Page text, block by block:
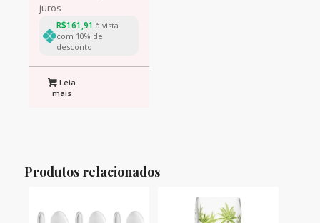
juros
R$161,91 à vista
com 10% de
desconto
Leia
mais
Produtos relacionados